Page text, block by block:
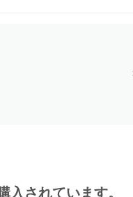
入されています。